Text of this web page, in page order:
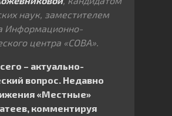
наук, заместителем
Информационно-
центра «СОВА».
– актуально-
вопрос. Недавно
«Местные»
комментируя